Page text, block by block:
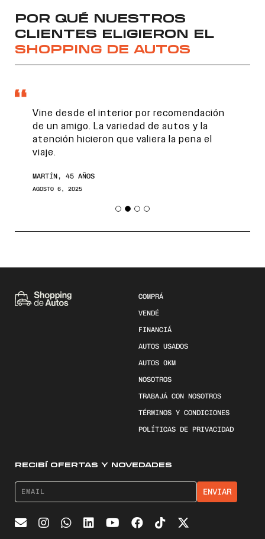
POR QUÉ NUESTROS
CLIENTES ELIGIERON EL
SHOPPING DE AUTOS
Vine desde el interior por recomendación
de un amigo. La variedad de autos y la
atención hicieron que valiera la pena el
viaje.
MARTÍN, 45 AÑOS
AGOSTO 6, 2025
COMPRÁ
VENDÉ
FINANCIÁ
AUTOS USADOS
AUTOS 0KM
NOSOTROS
TRABAJÁ CON NOSOTROS
TÉRMINOS Y CONDICIONES
POLÍTICAS DE PRIVACIDAD
RECIBÍ OFERTAS Y NOVEDADES